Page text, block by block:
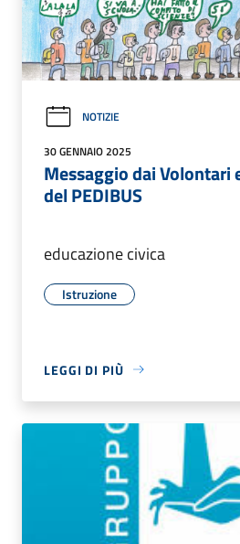
NOTIZIE
30 GENNAIO 2025
Messaggio dai Volontari
del PEDIBUS
educazione civica
Istruzione
LEGGI DI PIÙ